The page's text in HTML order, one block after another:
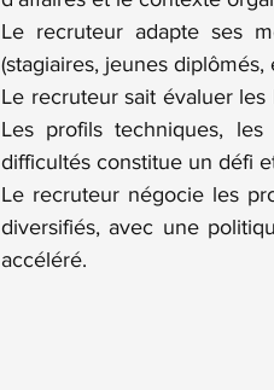
Le recruteur adapte ses
(stagiaires, jeunes diplômés,
Le recruteur sait évaluer
Les profils techniques,
difficultés constitue un défi
Le recruteur négocie les
diversifiés, avec une
accéléré.